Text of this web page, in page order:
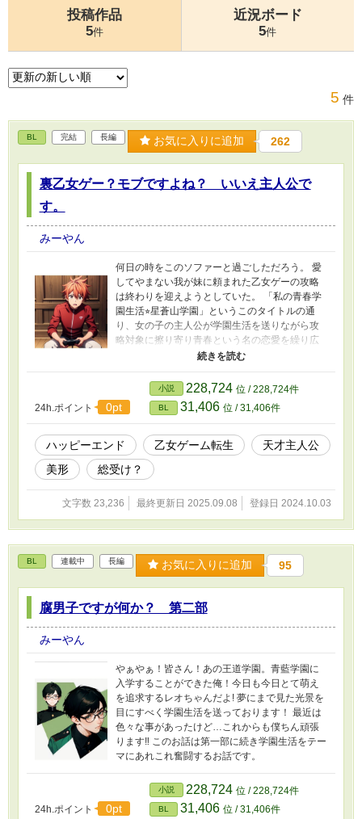
投稿作品
5件
近況ボード
5件
5 件
BL 完結 長編 お気に入りに追加 262
裏乙女ゲー？モブですよね？ いいえ主人公で
す。
みーやん
何日の時をこのソファーと過ごしただろう。 愛
してやまない我が妹に頼まれた乙女ゲーの攻略
は終わりを迎えようとしていた。 「私の青春学
園生活⭐︎星蒼山学園」というこのタイトルの通
り、女の子の主人公が学園生活を送りながら攻
略対象に擦り寄り青春という名の恋愛を繰り広
げるゲームだ。ちなみに女子生徒は全校生徒約
る。 あと1ヶ月後に30歳の誕生日を迎える俺に
は厳しすぎるゲームではあるが可愛い妹の為、
精神と睡眠を削りながらやっとの思いで最後の
攻略対象を攻略し見事クリアした。 最後のエン
ドロールまで見た後に 「裏乙女ゲームを開始し
ますか？」 という文字が出てきたと思ったら目
の視界がだんだんと狭まってくる感覚に襲われ
とにふと気がついた時には視界は完全に奪われ
ていた。 次に目が覚めると目の前には見覚えの
あるゲームならではのウィンドウ。 「星蒼山学
園へようこそ！攻略対象を攻略し青春を掴み取
ろう！」 何度見たかわからないほど見たこの文
字。そして気づく現実味のある体感。そこは３
日徹夜してクリアしたゲームの世界でした。
え？意味わかんないけどとりあえず俺はもちろ
んモブだよね? これはモブだと勘違いしている男
が実は主人公だと気付かないまま学園生活を送
24h.ポイント 0pt
小説 228,724 位 / 228,724件
BL 31,406 位 / 31,406件
ハッピーエンド 乙女ゲーム転生
天才主人公
美形
総受け？
文字数 23,236 最終更新日 2025.09.08 登録日 2024.10.03
BL 連載中 長編 お気に入りに追加 95
腐男子ですが何か？ 第二部
みーやん
やぁやぁ！皆さん！あの王道学園。青藍学園に
入学することができた俺！今日も今日とて萌え
を追求するレオちゃんだよ! 夢にまで見た光景を
目にすべく学園生活を送っております！ 最近は
色々な事があったけど…これからも僕ちん頑張
ります‼︎ このお話は第一部に続き学園生活をテー
マにあれこれ奮闘するお話です。
24h.ポイント 0pt
小説 228,724 位 / 228,724件
BL 31,406 位 / 31,406件